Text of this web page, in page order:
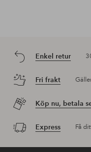
Enkel retur
Fri frakt
Köp nu, betala
Express Få